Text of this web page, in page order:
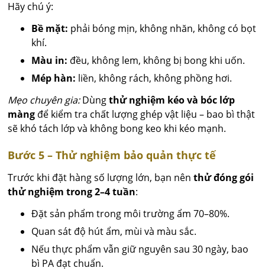
Hãy chú ý:
Bề mặt: phải bóng mịn, không nhăn, không có bọt
khí.
Màu in: đều, không lem, không bị bong khi uốn.
Mép hàn: liền, không rách, không phồng hơi.
Mẹo chuyên gia:Dùngthử nghiệm kéo và bóc lớp
màng để kiểm tra chất lượng ghép vật liệu – bao bì thật
sẽ khó tách lớp và không bong keo khi kéo mạnh.
Bước 5 – Thử nghiệm bảo quản thực tế
Trước khi đặt hàng số lượng lớn, bạn nênthử đóng gói
thử nghiệm trong 2–4 tuần:
Đặt sản phẩm trong môi trường ẩm 70–80%.
Quan sát độ hút ẩm, mùi và màu sắc.
Nếu thực phẩm vẫn giữ nguyên sau 30 ngày, bao
bì PA đạt chuẩn.